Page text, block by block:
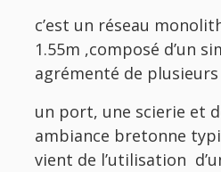
c’est un réseau
1.55m ,composé d’un
agrémenté de
un port, une scierie et
ambiance bretonne
vient de l’utilisation